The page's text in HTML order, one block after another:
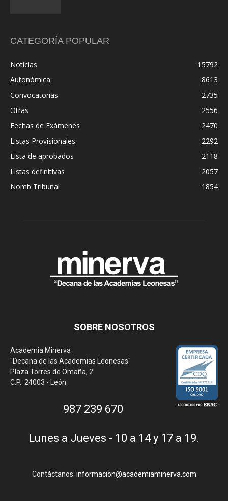
CATEGORÍA POPULAR
Noticias
15792
Autonómica
8613
Convocatorias
2735
Otras
2556
Fechas de Exámenes
2470
Listas Provisionales
2292
Lista de aprobados
2118
Listas definitivas
2057
Nomb Tribunal
1854
SOBRE NOSOTROS
Academia Minerva
"Decana de las Academias Leonesas"
Plaza Torres de Omaña, 2
C.P.: 24003 - León
987 239 670
Lunes a Jueves - 10 a 14 y 17 a 19.
Contáctanos: informacion@academiaminerva.com